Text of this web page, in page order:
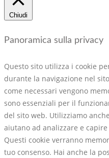
Chiudi
Panoramica sulla privacy
Questo sito utilizza i cookie
durante la navigazione nel
come necessari vengono
sono essenziali per il
del sito web. Utilizziamo
aiutano ad analizzare e
Questi cookie verranno
tuo consenso. Hai anche la